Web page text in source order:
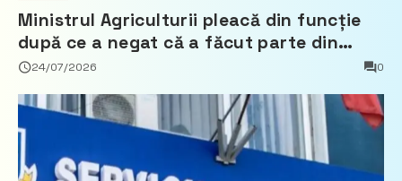
Ministrul Agriculturii pleacă din funcție
după ce a negat că a făcut parte din
Partidul Democrat
24/07/2026 0